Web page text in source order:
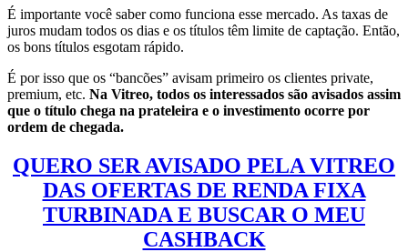
É importante você saber como funciona esse mercado. As taxas de
juros mudam todos os dias e os títulos têm limite de captação. Então,
os bons títulos esgotam rápido.
É por isso que os “bancões” avisam primeiro os clientes private,
premium, etc. Na Vitreo, todos os interessados são avisados assim
que o título chega na prateleira e o investimento ocorre por
ordem de chegada.
QUERO SER AVISADO PELA VITREO
DAS OFERTAS DE RENDA FIXA
TURBINADA E BUSCAR O MEU
CASHBACK